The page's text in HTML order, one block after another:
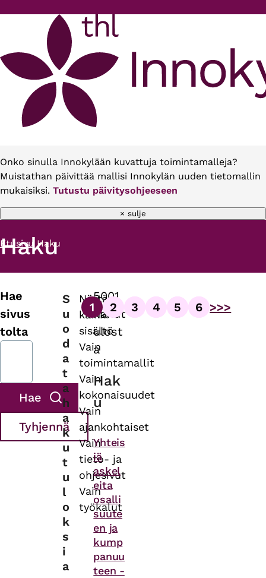
Onko sinulla Innokylään kuvattuja toimintamalleja?
Muistathan päivittää mallisi Innokylän uuden tietomallin
mukaisiksi. Tutustu päivitysohjeeseen
× sulje
Murupolku
Etusivu Haku
Haku
Hae
sivus
tolta
S
u
o
d
a
t
a
h
a
k
u
t
u
l
o
k
s
i
a
Näytä
kaikki
sisältö
Vain
toimintamallit
Vain
kokonaisuudet
Vain
ajankohtaiset
Vain
tieto- ja
ohjesivut
Vain
työkalut
5001
hakut
ulost
a
Hak
u
Yhteis
iä
askel
eita
osalli
suute
en ja
kump
panuu
teen -
Asiasanat
Sivutus
Sivu
1
Sivu
2
Sivu
3
Sivu
4
Sivu
5
Sivu
6 >>>